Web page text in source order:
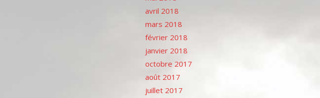
avril 2018
mars 2018
février 2018
janvier 2018
octobre 2017
août 2017
juillet 2017